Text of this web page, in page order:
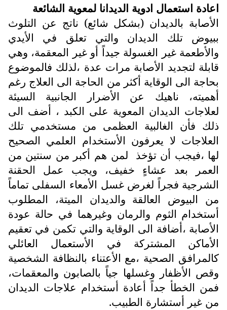
اعادة استعمال ادوية الديدانا لمعوية الشائعة
الأصابة بالديدان (بشكل شائع) ناتج عن التلوث
ببيوض تلك الديدان والتي تعلق في الأيدي
والأطعمة غير الغسولة جيداً أو غير المعقمة، وهي
قابلة لتجديد الأصابة مرات عدة ،لذلك فالموضوع
بحاجة الى الوقاية أكثر من الحاجة الى العلاج رغم
أهميته، ناهيك عن الأضرار الجانبية السيئة
لعلاجات الديدان المعوية على الكبد ، أضف الى
ذلك فأن الغالبية العظمى من مستخدمي تلك
العلاجات لا يعرفون الأستخدام العلمي الصحيح
لها ،فيجب أن تؤخذ لمن هم أكبر من سنتين من
العمر بعد عشاءٍ خفيف، ويجب عمل الحقنة
الشرجية فجراً لغرض غسل الأمعاء السفلى تماماً
من البيوض العالقة والديدان الميتة، المطلوب
أستخدام الثوم والرمان وغيرهما في حالة عودة
الأصابة ،أضافة الى الوقاية والتي تكمن في تعقيم
الأماكن المشتركة في الأستعمال العائلي
كالمرافق الصحية ،مع الأعتناء بالنظافة الشخصية
وقص الأظفار وغسلها جياً بالصابون والمعقمات،
فمن الخطأ جداً أعادة أستخدام علاجات الديدان
من غير أستشارة الطبيب.